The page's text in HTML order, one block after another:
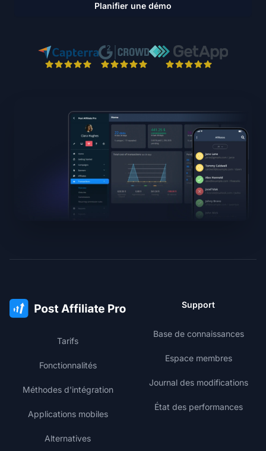
Planifier une démo
Tarifs
Fonctionnalités
Méthodes d'intégration
Applications mobiles
Alternatives
Support
Base de connaissances
Espace membres
Journal des modifications
État des performances